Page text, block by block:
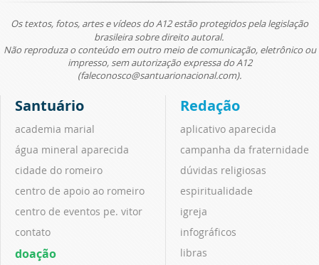
Os textos, fotos, artes e vídeos do A12 estão protegidos pela legislação
brasileira sobre direito autoral.
Não reproduza o conteúdo em outro meio de comunicação, eletrônico ou
impresso, sem autorização expressa do A12
(faleconosco@santuarionacional.com).
Santuário
academia marial
água mineral aparecida
cidade do romeiro
centro de apoio ao romeiro
centro de eventos pe. vitor
contato
doação
Redação
aplicativo aparecida
campanha da fraternidade
dúvidas religiosas
espiritualidade
igreja
infográficos
libras